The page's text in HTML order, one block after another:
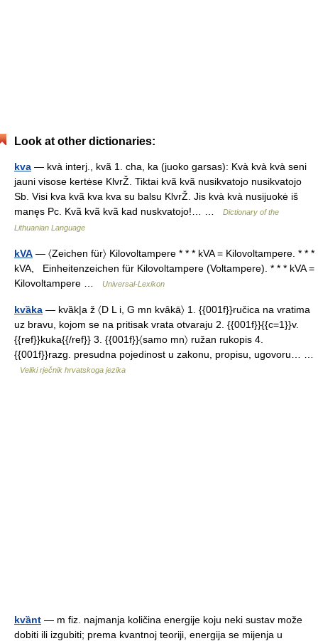
Look at other dictionaries:
kva — kvà interj., kvã 1. cha, ka (juoko garsas): Kvà kvà kvà seni
jauni visose kertėse KlvrŽ. Tiktai kvã kvã nusikvatojo nusikvatojo
Sb. Visi kva kvã kva kva su balsu KlvrŽ. Jis kvà kvà nusijuokė iš
manęs Pc. Kvã kvã kvã kad nuskvatojo!… …
Dictionary of the
Lithuanian Language
kVA — 〈Zeichen für〉 Kilovoltampere * * * kVA = Kilovoltampere. * * *
kVA, Einheitenzeichen für Kilovoltampere (Voltampere). * * * kVA =
Kilovoltampere …
Universal-Lexikon
kvȁka — kvȁk|a ž 〈D L i, G mn kvȃkā〉 1. {{001f}}ručica na vratima
uz bravu, kojom se na pritisak vrata otvaraju 2. {{001f}}{{c=1}}v.
{{ref}}kuka{{/ref}} 3. {{001f}}〈samo mn〉 ružan rukopis 4.
{{001f}}razg. presudna pojedinost u zakonu, propisu, ugovoru… …
Veliki rječnik hrvatskoga jezika
kvȁnt — m fiz. najmanja količina energije koju neki sustav može
dobiti ili izgubiti; prema kvantnoj teoriji, energija se mijenja u